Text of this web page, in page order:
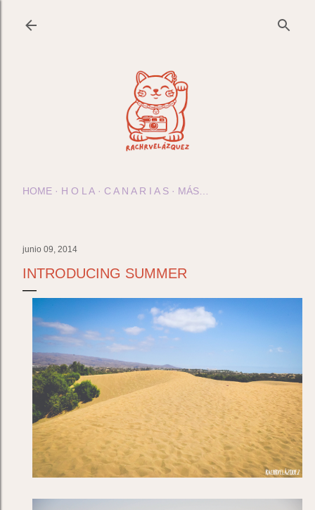
HOME H O L A C A N A R I A S MÁS…
junio 09, 2014
INTRODUCING SUMMER